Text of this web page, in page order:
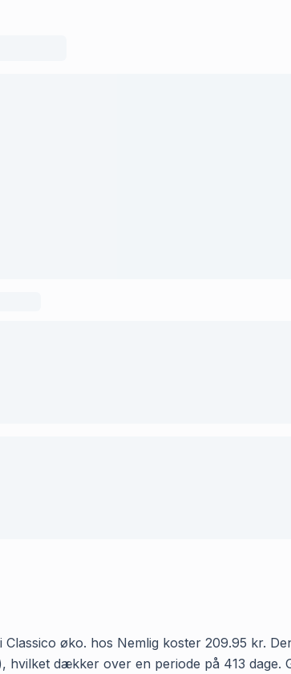
Classico øko. hos Nemlig koster 209.95 kr.
hvilket dækker over en periode på 413 dage.